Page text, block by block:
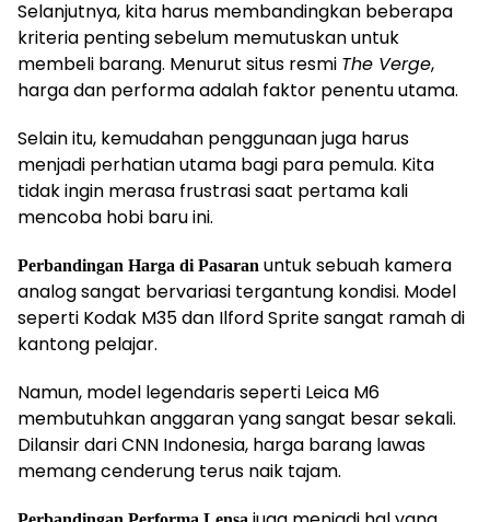
Selanjutnya, kita harus membandingkan beberapa
kriteria penting sebelum memutuskan untuk
membeli barang. Menurut situs resmi The Verge,
harga dan performa adalah faktor penentu utama.
Selain itu, kemudahan penggunaan juga harus
menjadi perhatian utama bagi para pemula. Kita
tidak ingin merasa frustrasi saat pertama kali
mencoba hobi baru ini.
Perbandingan Harga di Pasaran untuk sebuah kamera
analog sangat bervariasi tergantung kondisi. Model
seperti Kodak M35 dan Ilford Sprite sangat ramah di
kantong pelajar.
Namun, model legendaris seperti Leica M6
membutuhkan anggaran yang sangat besar sekali.
Dilansir dari CNN Indonesia, harga barang lawas
memang cenderung terus naik tajam.